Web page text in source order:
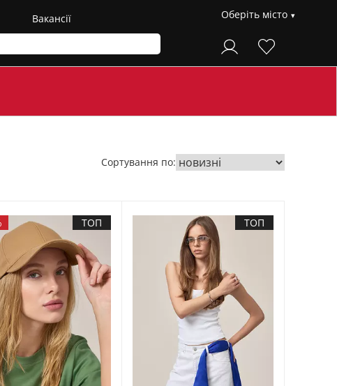
Вакансії Оберіть місто
Сортування по:
ТОП ТОП